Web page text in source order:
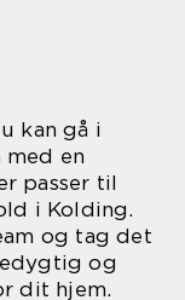
kan gå i
en
passer til
i Kolding.
og tag det
og
dit hjem.